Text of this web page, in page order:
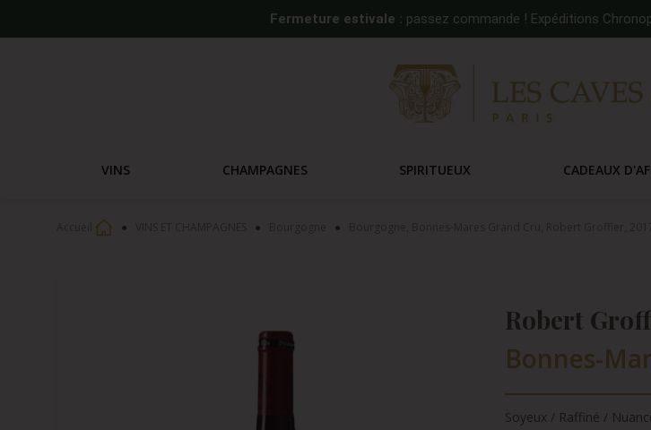
Fermeture estivale : passez commande ! Expéditions
VINS CHAMPAGNES SPIRITUEUX CADEAUX
Robert
Bonnes-
Soyeux / Raffiné /